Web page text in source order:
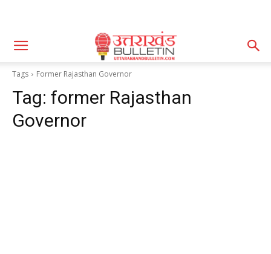
Tags Former Rajasthan Governor
Tag: former Rajasthan
Governor